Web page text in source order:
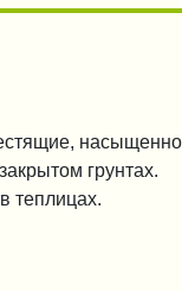
грунтах.
теплицах.